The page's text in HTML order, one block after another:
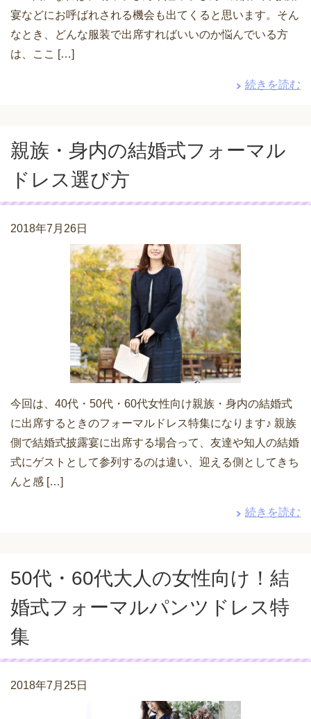
宴などにお呼ばれされる機会も出てくると思います。そん
なとき、どんな服装で出席すればいいのか悩んでいる方
は、ここ […]
続きを読む
親族・身内の結婚式フォーマル
ドレス選び方
2018年7月26日
今回は、40代・50代・60代女性向け親族・身内の結婚式
に出席するときのフォーマルドレス特集になります♪ 親族
側で結婚式披露宴に出席する場合って、友達や知人の結婚
式にゲストとして参列するのは違い、迎える側としてきち
んと感 […]
続きを読む
50代・60代大人の女性向け！結
婚式フォーマルパンツドレス特
集
2018年7月25日